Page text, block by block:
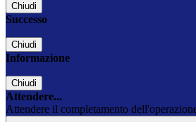
Chiudi
Successo
Chiudi
Informazione
Chiudi
Attendere...
Attendere il completamento